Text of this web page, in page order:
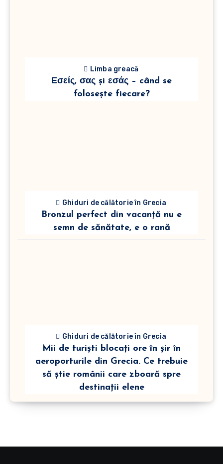
Limba greacă
Εσείς, σας și εσάς – când se
folosește fiecare?
Ghiduri de călătorie în Grecia
Bronzul perfect din vacanță nu e
semn de sănătate, e o rană
Ghiduri de călătorie în Grecia
Mii de turiști blocați ore în șir în
aeroporturile din Grecia. Ce trebuie
să știe românii care zboară spre
destinații elene